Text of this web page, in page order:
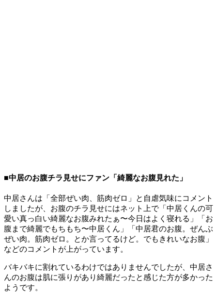
■中居のお腹チラ見せにファン「綺麗なお腹見れた」
中居さんは「全部ぜい肉、筋肉ゼロ」と自虐気味にコメント
しましたが、お腹のチラ見せにはネット上で「中居くんの可
愛い真っ白い綺麗なお腹みれたぁ〜今日はよく寝れる」「お
腹まで綺麗でもちもち〜中居くん」「中居君のお腹。ぜんぶ
ぜい肉。筋肉ゼロ。とか言ってるけど。でもきれいなお腹」
などのコメントが上がっています。
バキバキに割れているわけではありませんでしたが、中居さ
んのお腹は肌に張りがあり綺麗だったと感じた方が多かった
ようです。